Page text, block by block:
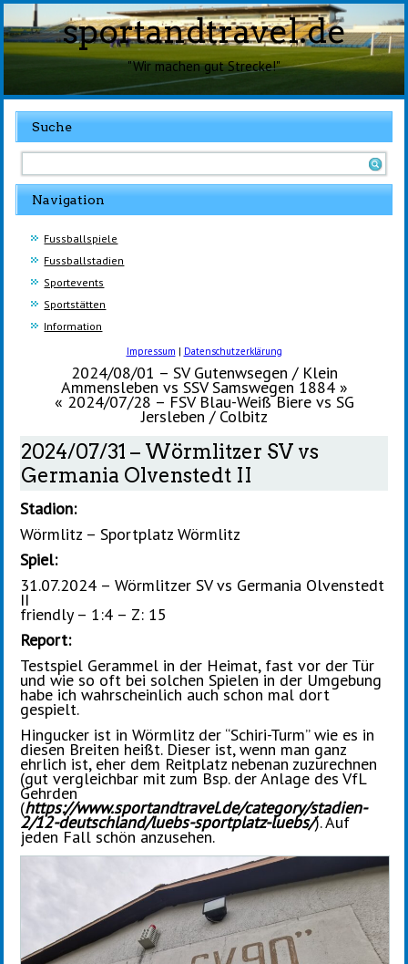
sportandtravel.de
"Wir machen gut Strecke!"
Suche
Navigation
Fussballspiele
Fussballstadien
Sportevents
Sportstätten
Information
Impressum | Datenschutzerklärung
2024/08/01 – SV Gutenwsegen / Klein
Ammensleben vs SSV Samswegen 1884»
« 2024/07/28 – FSV Blau-Weiß Biere vs SG
Jersleben / Colbitz
2024/07/31 – Wörmlitzer SV vs
Germania Olvenstedt II
Stadion:
Wörmlitz – Sportplatz Wörmlitz
Spiel:
31.07.2024 – Wörmlitzer SV vs Germania Olvenstedt
II
friendly – 1:4 – Z: 15
Report:
Testspiel Gerammel in der Heimat, fast vor der Tür
und wie so oft bei solchen Spielen in der Umgebung
habe ich wahrscheinlich auch schon mal dort
gespielt.
Hingucker ist in Wörmlitz der “Schiri-Turm” wie es in
diesen Breiten heißt. Dieser ist, wenn man ganz
ehrlich ist, eher dem Reitplatz nebenan zuzurechnen
(gut vergleichbar mit zum Bsp. der Anlage des VfL
Gehrden
(https://www.sportandtravel.de/category/stadien-
2/12-deutschland/luebs-sportplatz-luebs/). Auf
jeden Fall schön anzusehen.